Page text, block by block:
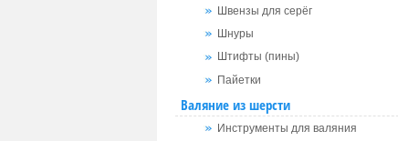
Швензы для серёг
Шнуры
Штифты (пины)
Пайетки
Валяние из шерсти
Инструменты для валяния